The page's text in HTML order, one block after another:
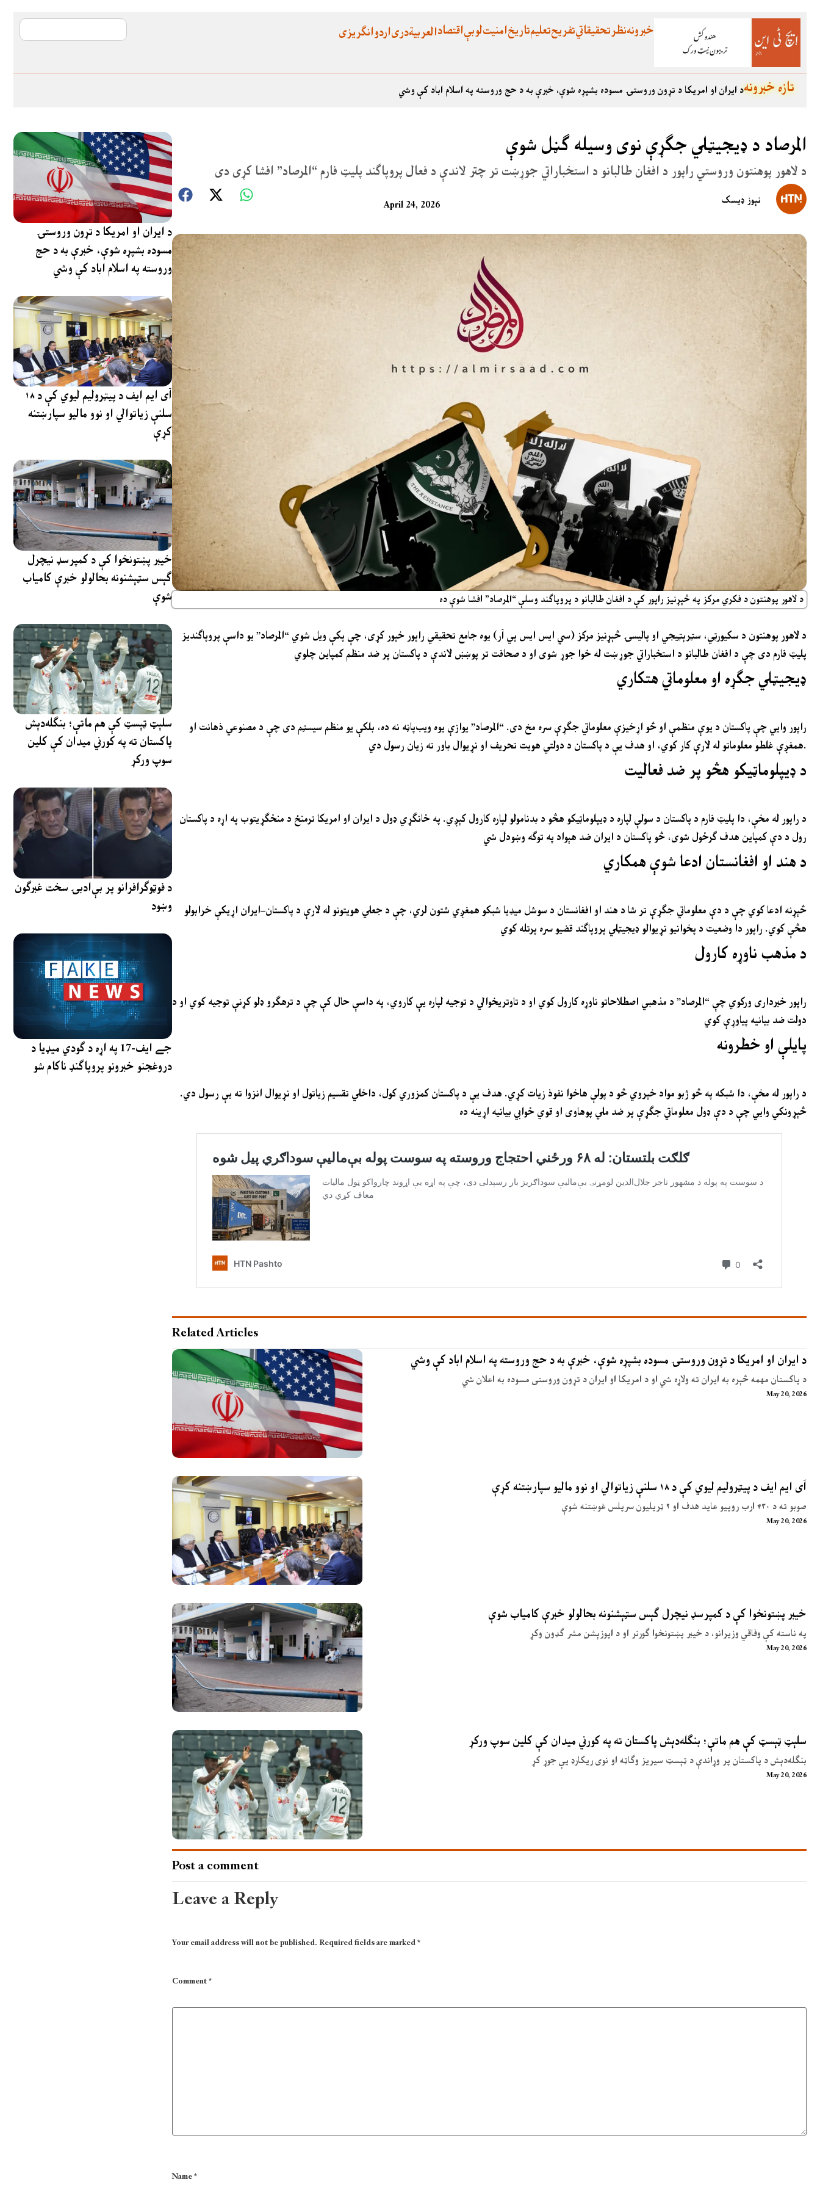
اقتصادلوبېامنیتتاریختعلیمتفریحتحقیقاتينظرخبرونه انگریزیاردودریالعربية
د ایران او امریکا د تړون وروستۍ مسوده بشپړه شوې، خبرې به د حج وروسته په اسلام اباد کې وشيتازه خبرونه
د ایران او امریکا د تړون وروستۍ
مسوده بشپړه شوې، خبرې به د حج
وروسته په اسلام اباد کې وشي
آی ایم ایف د پیټرولیم لیوي کې د ۱۸
سلنې زیاتوالي او نوو مالیو سپارښتنه
کړې
خیبر پښتونخوا کې د کمپرسډ نیچرل
ګېس سټېشنونه بحالولو خبرې کامیاب
شوې
سلېټ ټېسټ کې هم ماتې؛ بنګله‌دېش
پاکستان ته په کورني میدان کې کلین
سوپ ورکړ
د فوټوګرافرانو پر بې‌ادبۍ سخت غبرګون
وښود
جے ایف-17 په اړه د ګودي میډیا د
دروغجنو خبرونو پروپاګنډ ناکام شو
المرصاد د ډیجیټلي جګړې نوی وسیله ګڼل شوې
د لاهور پوهنتون وروستي راپور د افغان طالبانو د استخباراتي جوړښت تر چتر لاندې د فعال پروپاګند پلیټ فارم “المرصاد” افشا کړی دی
April 24, 2026 نېوز ډیسک
د لاهور پوهنتون د فکري مرکز په څېړنیز راپور کې د افغان طالبانو د پروپاګند وسلې “المرصاد” افشا شوې ده
د لاهور پوهنتون د سکیورټي، سټرېټيجي او پالیسۍ څېړنیز مرکز (سي ایس ایس پي آر) یوه جامع تحقیقي راپور خپور کړی، چې پکې ویل شوي “المرصاد” یو داسې پروپاګندیز
پلیټ فارم دی چې د افغان طالبانو د استخباراتي جوړښت له خوا جوړ شوی او د صحافت تر پوښښ لاندې د پاکستان پر ضد منظم کمپاین چلوي
ډیجیټلي جګړه او معلوماتي هتکاري
راپور وایي چې پاکستان د یوې منظمې او څو اړخیزې معلوماتي جګړې سره مخ دی. “المرصاد” یوازې یوه ویب‌پاڼه نه ده، بلکې یو منظم سیسټم دی چې د مصنوعي ذهانت او
همغږې غلطو معلوماتو له لارې کار کوي، او هدف یې د پاکستان د دولتي هویت تحریف او نړیوال باور ته زیان رسول دي.
د ډیپلوماټیکو هڅو پر ضد فعالیت
د راپور له مخې، دا پلیټ فارم د پاکستان د سولې لپاره د ډیپلوماټیکو هڅو د بدنامولو لپاره کارول کېږي. په ځانګړي ډول د ایران او امریکا ترمنځ د منځګړیتوب په اړه د پاکستان
رول د دې کمپاین هدف ګرځول شوی، څو پاکستان د ایران ضد هېواد په توګه وښودل شي
د هند او افغانستان ادعا شوې همکاري
څېړنه ادعا کوي چې د دې معلوماتي جګړې تر شا د هند او افغانستان د سوشل میډیا شبکو همغږي شتون لري، چې د جعلي هویتونو له لارې د پاکستان–ایران اړیکې خرابولو
هڅې کوي. راپور دا وضعیت د پخوانیو نړیوالو ډیجیټلي پروپاګند قضیو سره پرتله کوي
د مذهب ناوړه کارول
راپور خبرداری ورکوي چې “المرصاد” د مذهبي اصطلاحاتو ناوړه کارول کوي او د تاوتریخوالي د توجیه لپاره یې کاروي، په داسې حال کې چې د ترهګرو ډلو کړنې توجیه کوي او د
دولت ضد بیانیه پیاوړې کوي
پایلې او خطرونه
د راپور له مخې، دا شبکه په څو ژبو مواد خپروي څو د پولې هاخوا نفوذ زیات کړي. هدف یې د پاکستان کمزوري کول، داخلي تقسیم زیاتول او نړیوال انزوا ته یې رسول دي.
څېړونکي وایي چې د دې ډول معلوماتي جګړې پر ضد ملي پوهاوی او قوي ځوابي بیانیه اړینه ده
Related Articles
د ایران او امریکا د تړون وروستۍ مسوده بشپړه شوې، خبرې به د حج وروسته په اسلام اباد کې وشي
د پاکستان مهمه څېره به ایران ته ولاړه شي او د امریکا او ایران د تړون وروستی مسوده به اعلان شي
May 20, 2026
آی ایم ایف د پیټرولیم لیوي کې د ۱۸ سلنې زیاتوالي او نوو مالیو سپارښتنه کړې
صوبو ته د ۴۳۰ ارب روپیو عاید هدف او ۲ ټریلیون سرپلس غوښتنه شوې
May 20, 2026
خیبر پښتونخوا کې د کمپرسډ نیچرل ګېس سټېشنونه بحالولو خبرې کامیاب شوې
په ناسته کې وفاقي وزیرانو، د خیبر پښتونخوا ګورنر او د اپوزېشن مشر ګډون وکړ
May 20, 2026
سلېټ ټېسټ کې هم ماتې؛ بنګله‌دېش پاکستان ته په کورني میدان کې کلین سوپ ورکړ
بنګله‌دېش د پاکستان پر وړاندې د ټېسټ سیریز وګاټه او نوی ریکارډ یې جوړ کړ
May 20, 2026
Post a comment
Leave a Reply
Your email address will not be published.Required fields are marked*
Comment*
Name*